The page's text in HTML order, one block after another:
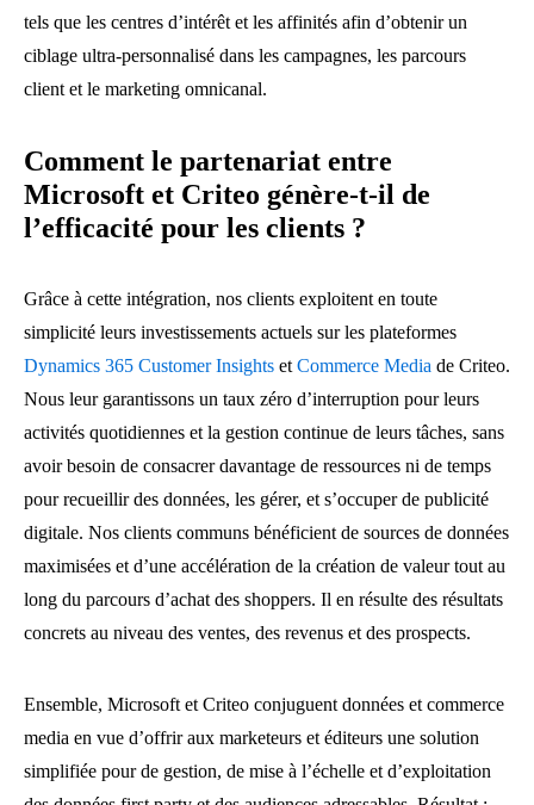
tels que les centres d’intérêt et les affinités afin d’obtenir un
ciblage ultra-personnalisé dans les campagnes, les parcours
client et le marketing omnicanal.
Comment le partenariat entre
Microsoft et Criteo génère-t-il de
l’efficacité pour les clients ?
Grâce à cette intégration, nos clients exploitent en toute
simplicité leurs investissements actuels sur les plateformes
Dynamics 365 Customer Insights et Commerce Media de Criteo.
Nous leur garantissons un taux zéro d’interruption pour leurs
activités quotidiennes et la gestion continue de leurs tâches, sans
avoir besoin de consacrer davantage de ressources ni de temps
pour recueillir des données, les gérer, et s’occuper de publicité
digitale. Nos clients communs bénéficient de sources de données
maximisées et d’une accélération de la création de valeur tout au
long du parcours d’achat des shoppers. Il en résulte des résultats
concrets au niveau des ventes, des revenus et des prospects.
Ensemble, Microsoft et Criteo conjuguent données et commerce
media en vue d’offrir aux marketeurs et éditeurs une solution
simplifiée pour de gestion, de mise à l’échelle et d’exploitation